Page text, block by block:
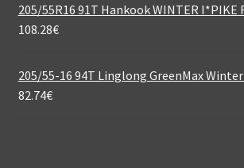
205/55R16 91T Hankook WINTER I*PIKE
108.28€
205/55-16 94T Linglong GreenMax
82.74€